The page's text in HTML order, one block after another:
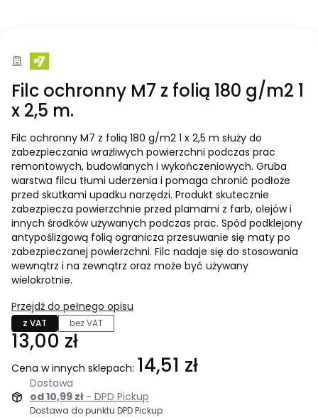
Filc ochronny M7 z folią 180 g/m2 1
x 2,5 m.
Filc ochronny M7 z folią 180 g/m2 1 x 2,5 m służy do
zabezpieczania wrażliwych powierzchni podczas prac
remontowych, budowlanych i wykończeniowych. Gruba
warstwa filcu tłumi uderzenia i pomaga chronić podłoże
przed skutkami upadku narzędzi. Produkt skutecznie
zabezpiecza powierzchnie przed plamami z farb, olejów i
innych środków używanych podczas prac. Spód podklejony
antypoślizgową folią ogranicza przesuwanie się maty po
zabezpieczanej powierzchni. Filc nadaje się do stosowania
wewnątrz i na zewnątrz oraz może być używany
wielokrotnie.
Przejdź do pełnego opisu
z VAT bez VAT
Cena
13,00 zł
Cena w innych sklepach: 14,51 zł
Dostawa
od 10,99 zł
- DPD Pickup
Dostawa do punktu DPD Pickup